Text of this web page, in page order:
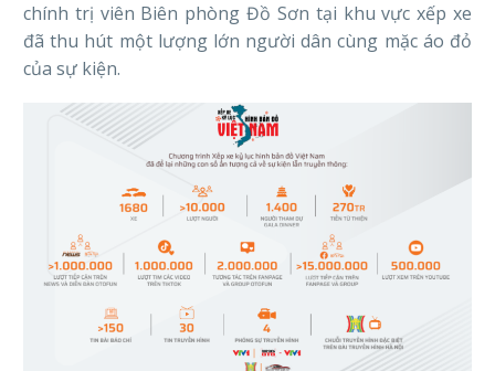
chính trị viên Biên phòng Đồ Sơn tại khu vực xếp xe
đã thu hút một lượng lớn người dân cùng mặc áo đỏ
của sự kiện.